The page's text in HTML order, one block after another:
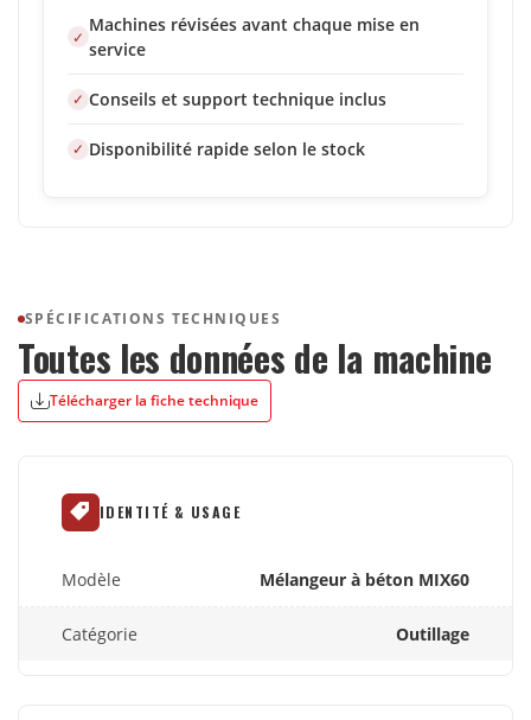
Machines révisées avant chaque mise en
service
Conseils et support technique inclus
Disponibilité rapide selon le stock
SPÉCIFICATIONS TECHNIQUES
Toutes les données de la machine
Télécharger la fiche technique
IDENTITÉ & USAGE
Modèle Mélangeur à béton MIX60
Catégorie Outillage